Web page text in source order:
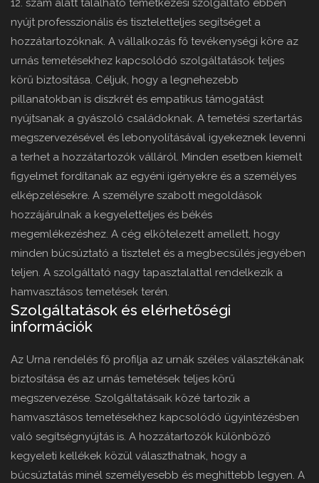
12. szám alatt található temetkezési szolgáltató ebben
nyújt professzionális és tiszteletteljes segítséget a
hozzátartozóknak. A vállalkozás fő tevékenységi köre az
urnás temetésekhez kapcsolódó szolgáltatások teljes
körű biztosítása. Céljuk, hogy a legnehezebb
pillanatokban is diszkrét és empatikus támogatást
nyújtsanak a gyászoló családoknak. A temetési szertartás
megszervezésével és lebonyolításával igyekeznek levenni
a terhet a hozzátartozók válláról. Minden esetben kiemelt
figyelmet fordítanak az egyéni igényekre és a személyes
elképzelésekre. A személyre szabott megoldások
hozzájárulnak a kegyeletteljes és békés
megemlékezéshez. A cég elkötelezett amellett, hogy
minden búcsúztató a tisztelet és a megbecsülés jegyében
teljen. A szolgáltató nagy tapasztalattal rendelkezik a
hamvasztásos temetések terén.
Szolgáltatások és elérhetőségi
információk
Az Urna rendelés fő profilja az urnák széles választékának
biztosítása és az urnás temetések teljes körű
megszervezése. Szolgáltatásaik közé tartozik a
hamvasztásos temetésekhez kapcsolódó ügyintézésben
való segítségnyújtás is. A hozzátartozók különböző
kegyeleti kellékek közül választhatnak, hogy a
búcsúztatás minél személyesebb és meghittebb legyen. A